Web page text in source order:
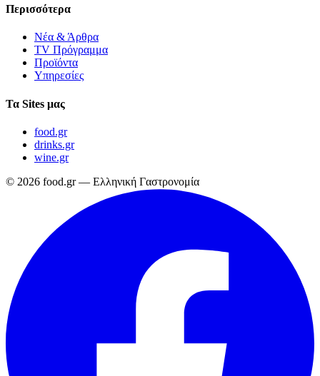
Περισσότερα
Νέα & Άρθρα
TV Πρόγραμμα
Προϊόντα
Υπηρεσίες
Τα Sites μας
food.gr
drinks.gr
wine.gr
© 2026 food.gr — Ελληνική Γαστρονομία